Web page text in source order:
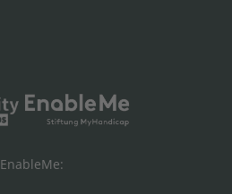
EnableMe: